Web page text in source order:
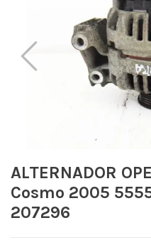
ALTERNADOR
Cosmo 2005
207296